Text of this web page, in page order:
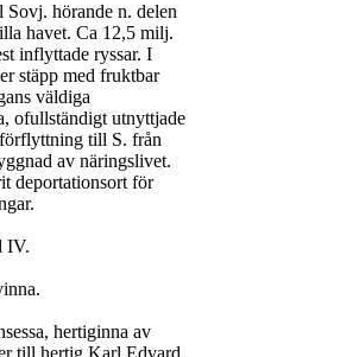
hörande n. delen
havet. Ca 12,5 milj.
inflyttade ryssar. I
stäpp med fruktbar
väldiga
ofullständigt utnyttjade
till S. från
av näringslivet.
deportationsort för
IV.
hertiginna av
till hertig Karl Edvard